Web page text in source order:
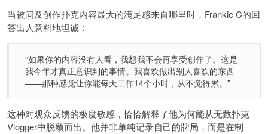
当被问及创作扑克内容最大的满足感来自哪里时，Frankie C的回
答出人意料地坦诚：
“如果你的内容没有人看，我想我不会再享受创作了。这是
我今年才真正意识到的事情。我喜欢做出别人喜欢的东西
——那种感觉让你能每天工作14个小时，从不觉得累。”
这种对观众反馈的极度敏感，恰恰解释了他为何能从无数扑克
Vlogger中脱颖而出。他并非单纯记录自己的牌局，而是在制